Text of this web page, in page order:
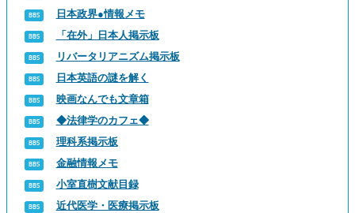
日本政界●情報メモ
「在外」日本人掲示板
リバータリアニズム掲示板
日本英語の謎を解く
映画なんでも文章箱
◆法律学のカフェ◆
理科系掲示板
金融情報メモ
小室直樹文献目録
近代医学・医療掲示板